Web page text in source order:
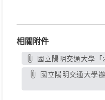
相關附件
國立陽明交通大學